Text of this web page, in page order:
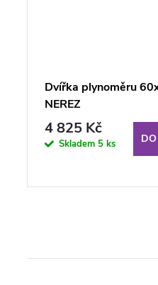
Dvířka plynoměru
NEREZ
4 825 Kč
Skladem 5 ks